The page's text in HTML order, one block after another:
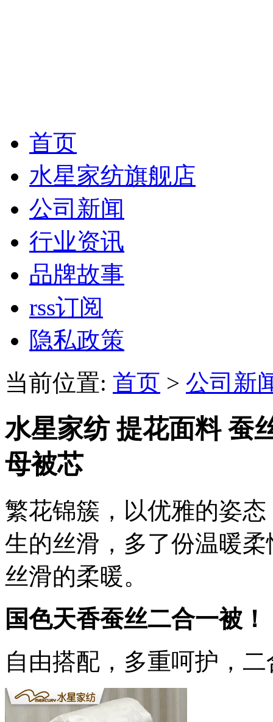
首页
水星家纺旗舰店
公司新闻
行业资讯
品牌故事
rss订阅
隐私政策
当前位置: 首页 > 公司新
水星家纺 提花面料 蚕
母被芯
繁花锦簇，以优雅的姿
生的丝滑，多了份温暖
丝滑的柔暖。
国色天香蚕丝二合一被！
自由搭配，多重呵护，